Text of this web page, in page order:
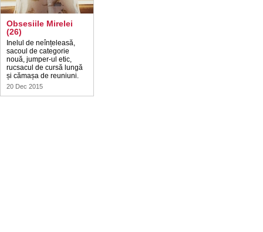
Obsesiile Mirelei
(26)
Inelul de neînțeleasă,
sacoul de categorie
nouă, jumper-ul etic,
rucsacul de cursă lungă
și cămașa de reuniuni.
20 Dec 2015